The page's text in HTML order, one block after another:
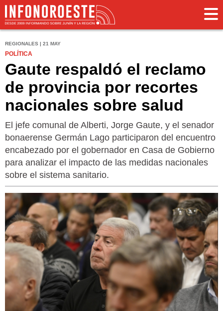
REGIONALES | 21 MAY
POLÍTICA
Gaute respaldó el reclamo
de provincia por recortes
nacionales sobre salud
El jefe comunal de Alberti, Jorge Gaute, y el senador
bonaerense Germán Lago participaron del encuentro
encabezado por el gobernador en Casa de Gobierno
para analizar el impacto de las medidas nacionales
sobre el sistema sanitario.